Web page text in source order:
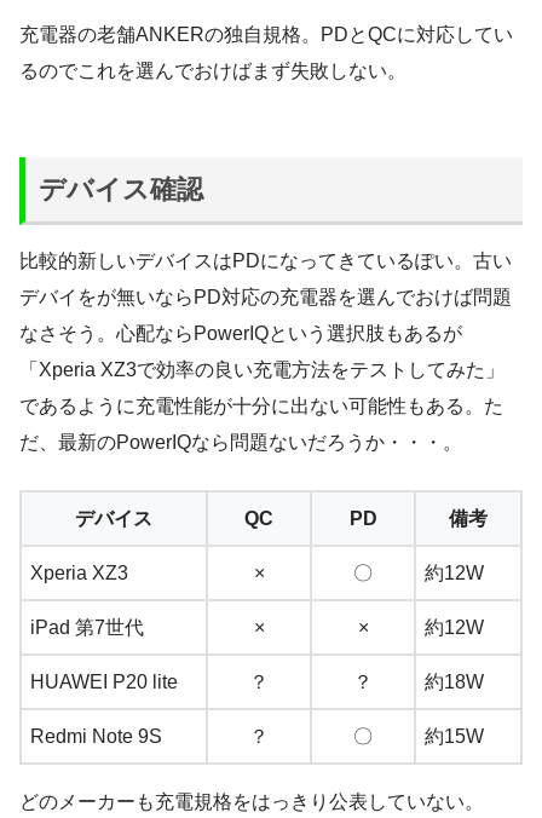
充電器の老舗ANKERの独自規格。PDとQCに対応してい
るのでこれを選んでおけばまず失敗しない。
デバイス確認
比較的新しいデバイスはPDになってきているぽい。古い
デバイをが無いならPD対応の充電器を選んでおけば問題
なさそう。心配ならPowerIQという選択肢もあるが
「Xperia XZ3で効率の良い充電方法をテストしてみた」
であるように充電性能が十分に出ない可能性もある。た
だ、最新のPowerIQなら問題ないだろうか・・・。
デバイス QC PD 備考
Xperia XZ3 × 〇 約12W
iPad 第7世代 × × 約12W
HUAWEI P20 lite ？ ？ 約18W
Redmi Note 9S ？ 〇 約15W
どのメーカーも充電規格をはっきり公表していない。